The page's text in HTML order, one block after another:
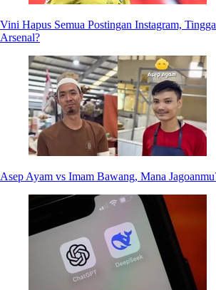
Vini Hapus Semua Postingan Instagram,
Arsenal?
Asep Ayam vs Imam Bawang, Mana